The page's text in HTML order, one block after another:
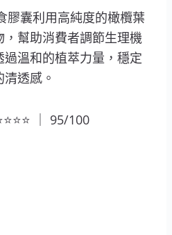
膠囊利用高純度的橄欖葉
幫助消費者調節生理機
溫和的植萃力量，穩定
透感。
｜ 95/100